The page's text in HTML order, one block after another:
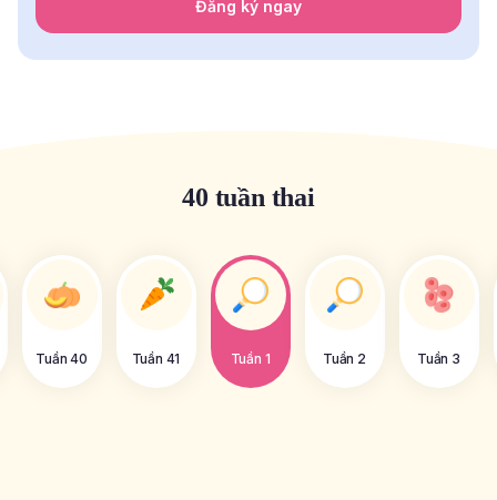
Đăng ký ngay
40 tuần thai
Tuần 40 Tuần 41 Tuần 1 Tuần 2 Tuần 3